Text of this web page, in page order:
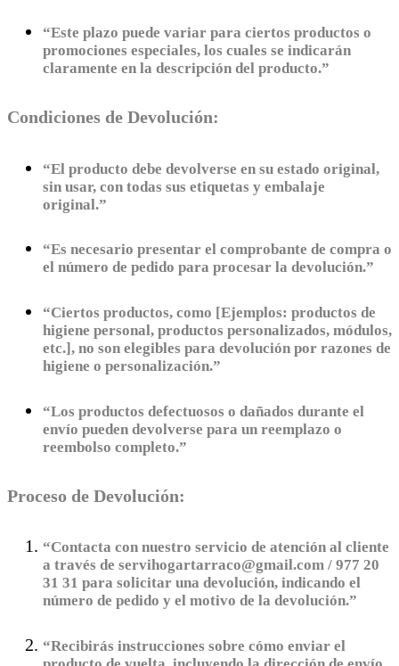
“Este plazo puede variar para ciertos productos o
promociones especiales, los cuales se indicarán
claramente en la descripción del producto.”
Condiciones de Devolución:
“El producto debe devolverse en su estado original,
sin usar, con todas sus etiquetas y embalaje
original.”
“Es necesario presentar el comprobante de compra o
el número de pedido para procesar la devolución.”
“Ciertos productos, como [Ejemplos: productos de
higiene personal, productos personalizados, módulos,
etc.], no son elegibles para devolución por razones de
higiene o personalización.”
“Los productos defectuosos o dañados durante el
envío pueden devolverse para un reemplazo o
reembolso completo.”
Proceso de Devolución:
“Contacta con nuestro servicio de atención al cliente
a través de servihogartarraco@gmail.com / 977 20
31 31 para solicitar una devolución, indicando el
número de pedido y el motivo de la devolución.”
“Recibirás instrucciones sobre cómo enviar el